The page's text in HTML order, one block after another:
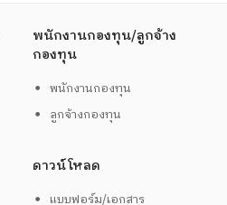
พนักงานกองทุน/ลูกจ้าง
กองทุน
พนักงานกองทุน
ลูกจ้างกองทุน
ดาวน์โหลด
แบบฟอร์ม/เอกสาร